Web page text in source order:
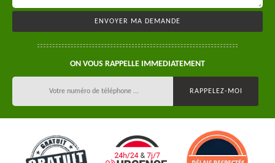
ON VOUS RAPPELLE IMMEDIATEMENT